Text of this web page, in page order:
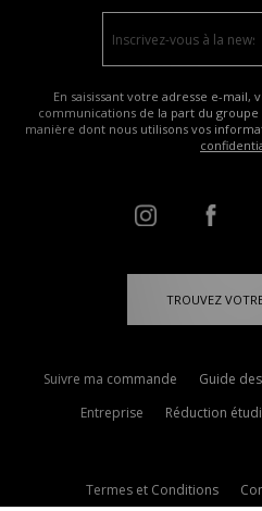
En saisissant votre adresse e-mail,
communications de la part du
manière dont nous utilisons vos
TROUVEZ
Suivre ma commande Guide
Entreprise
Réduction
Termes et Conditions